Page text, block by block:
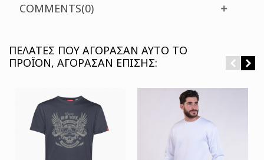
COMMENTS(0)
ΠΕΛΆΤΕΣ ΠΟΥ ΑΓΌΡΑΣΑΝ ΑΥΤΌ ΤΟ
ΠΡΟΪΌΝ, ΑΓΌΡΑΣΑΝ ΕΠΊΣΗΣ: